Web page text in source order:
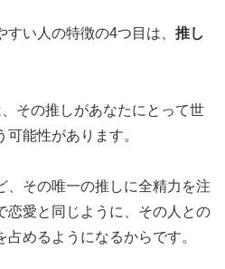
い人の特徴の4つ目は、 推し
、その推しがあなたにとって世
能性があります。
、その唯一の推しに全精力を注
恋愛と同じように、その人との
めるようになるからです。